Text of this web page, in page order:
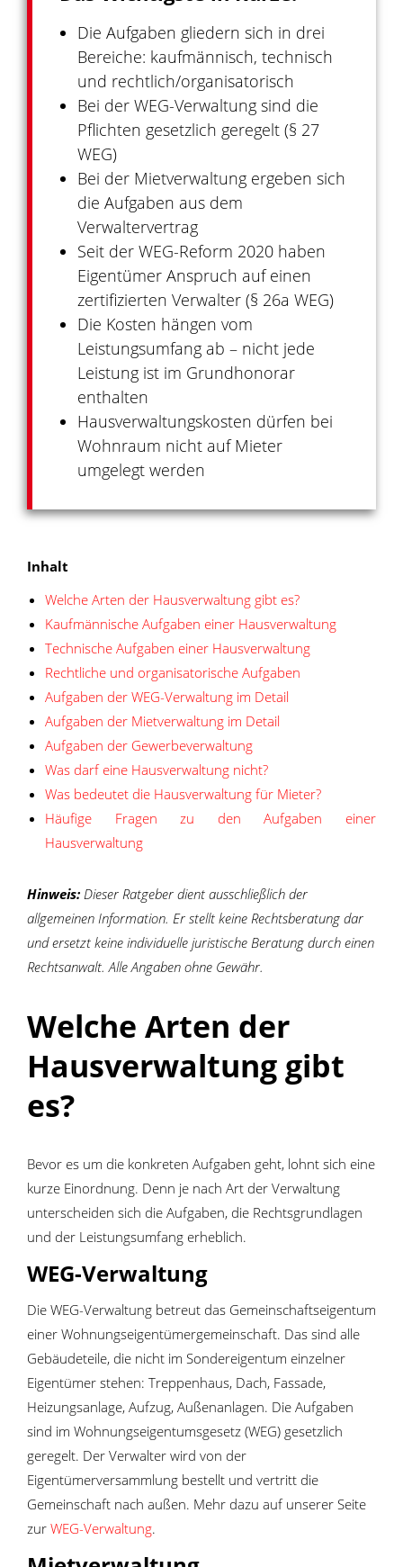
Die Aufgaben gliedern sich in drei
Bereiche: kaufmännisch, technisch
und rechtlich/organisatorisch
Bei der WEG-Verwaltung sind die
Pflichten gesetzlich geregelt (§ 27
WEG)
Bei der Mietverwaltung ergeben sich
die Aufgaben aus dem
Verwaltervertrag
Seit der WEG-Reform 2020 haben
Eigentümer Anspruch auf einen
zertifizierten Verwalter (§ 26a WEG)
Die Kosten hängen vom
Leistungsumfang ab – nicht jede
Leistung ist im Grundhonorar
enthalten
Hausverwaltungskosten dürfen bei
Wohnraum nicht auf Mieter
umgelegt werden
Inhalt
Welche Arten der Hausverwaltung gibt es?
Kaufmännische Aufgaben einer Hausverwaltung
Technische Aufgaben einer Hausverwaltung
Rechtliche und organisatorische Aufgaben
Aufgaben der WEG-Verwaltung im Detail
Aufgaben der Mietverwaltung im Detail
Aufgaben der Gewerbeverwaltung
Was darf eine Hausverwaltung nicht?
Was bedeutet die Hausverwaltung für Mieter?
Häufige Fragen zu den Aufgaben einer
Hausverwaltung
Hinweis: Dieser Ratgeber dient ausschließlich der
allgemeinen Information. Er stellt keine Rechtsberatung dar
und ersetzt keine individuelle juristische Beratung durch einen
Rechtsanwalt. Alle Angaben ohne Gewähr.
Welche Arten der
Hausverwaltung gibt
es?
Bevor es um die konkreten Aufgaben geht, lohnt sich eine
kurze Einordnung. Denn je nach Art der Verwaltung
unterscheiden sich die Aufgaben, die Rechtsgrundlagen
und der Leistungsumfang erheblich.
WEG-Verwaltung
Die WEG-Verwaltung betreut das Gemeinschaftseigentum
einer Wohnungseigentümergemeinschaft. Das sind alle
Gebäudeteile, die nicht im Sondereigentum einzelner
Eigentümer stehen: Treppenhaus, Dach, Fassade,
Heizungsanlage, Aufzug, Außenanlagen. Die Aufgaben
sind im Wohnungseigentumsgesetz (WEG) gesetzlich
geregelt. Der Verwalter wird von der
Eigentümerversammlung bestellt und vertritt die
Gemeinschaft nach außen. Mehr dazu auf unserer Seite
zur WEG-Verwaltung.